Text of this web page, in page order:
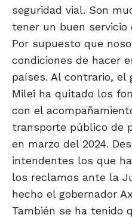
seguridad vial. Son
tener un buen
Por supuesto que
condiciones de hacer
países. Al contrario, el
Milei ha quitado los
con el
transporte público de
en marzo del 2024.
intendentes los que
los reclamos ante la
hecho el gobernador
También se ha tenido